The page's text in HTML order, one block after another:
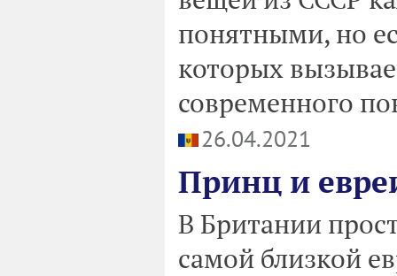
понятными, но
которых
современного
26.04.2021
Принц и
В Британии
самой близкой